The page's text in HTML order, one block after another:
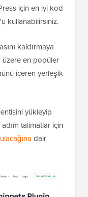
1 tıklamayla
için en iyi kod
'u kullanabilirsiniz.
kaldırmaya
içeren yerleşik
dair